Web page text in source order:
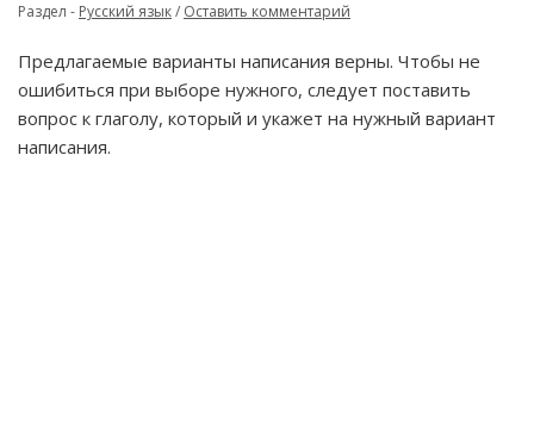
Раздел - Русский язык/ Оставить комментарий
Предлагаемые варианты написания верны. Чтобы не
ошибиться при выборе нужного, следует поставить
вопрос к глаголу, который и укажет на нужный вариант
написания.